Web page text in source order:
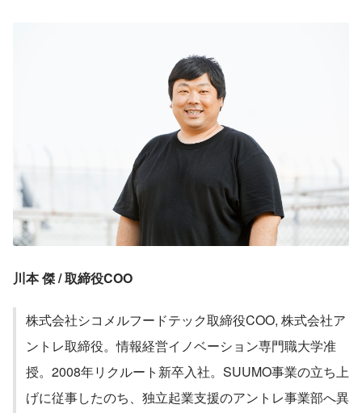
川本 傑 / 取締役COO
株式会社シコメルフードテック取締役COO, 株式会社ア
ントレ取締役。情報経営イノベーション専門職大学准
授。2008年リクルート新卒入社。SUUMO事業の立ち上
げに従事したのち、独立起業支援のアントレ事業部へ異